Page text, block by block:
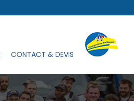
CONTACT & DEVIS